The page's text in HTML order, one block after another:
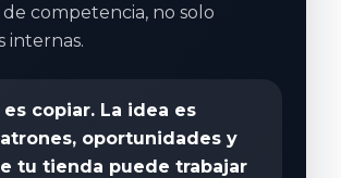
competencia, no solo
internas.
copiar. La idea es
oportunidades y
tu tienda puede trabajar